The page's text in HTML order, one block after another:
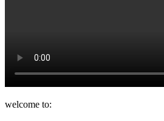
welcome to: